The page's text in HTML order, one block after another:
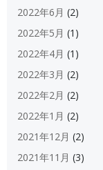
2022年6月 (2)
2022年5月 (1)
2022年4月 (1)
2022年3月 (2)
2022年2月 (2)
2022年1月 (2)
2021年12月 (2)
2021年11月 (3)